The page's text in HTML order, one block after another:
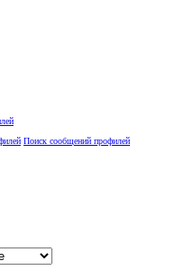
Поиск сообщений профилей